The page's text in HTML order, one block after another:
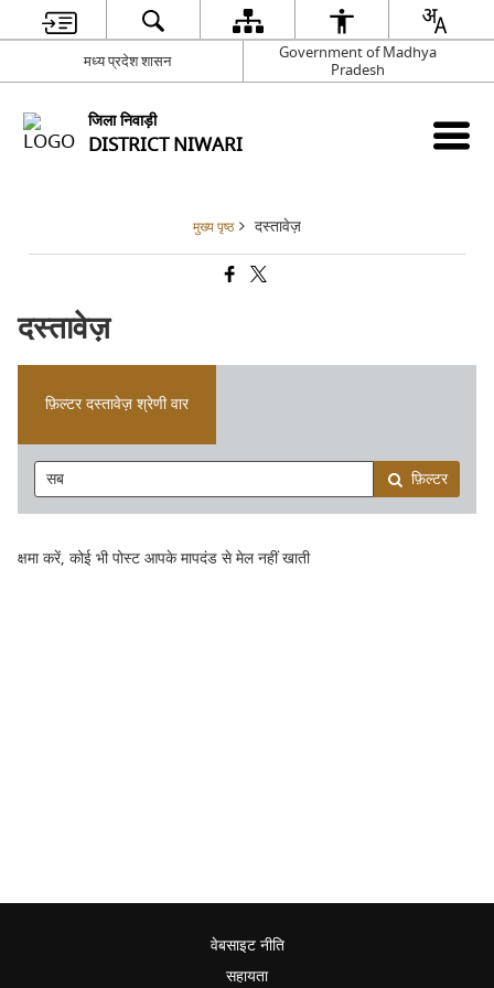
मध्य प्रदेश शासन
Government of Madhya
Pradesh
जिला निवाड़ी
DISTRICT NIWARI
मुख्य पृष्ठ दस्तावेज़
दस्तावेज़
फ़िल्टर दस्तावेज़ श्रेणी वार
फ़िल्टर
क्षमा करें, कोई भी पोस्ट आपके मापदंड से मेल नहीं खाती
वेबसाइट नीति
सहायता